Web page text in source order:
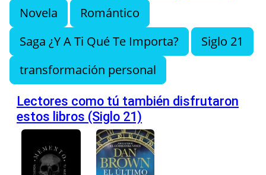
Novela
Romántico
Saga ¿Y A Ti Qué Te Importa?
Siglo 21
transformación personal
Lectores como tú también disfrutaron
estos libros (Siglo 21)